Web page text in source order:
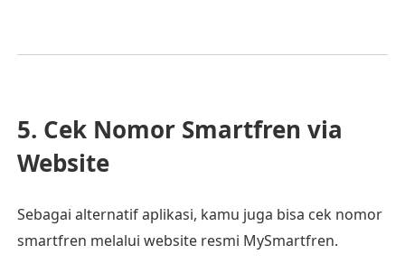
5. Cek Nomor Smartfren via
Website
Sebagai alternatif aplikasi, kamu juga bisa cek nomor
smartfren melalui website resmi MySmartfren.